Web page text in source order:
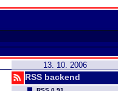
13. 10. 2006
RSS backend